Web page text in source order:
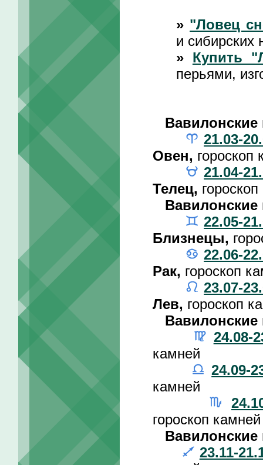
» "Ловец
и сибирских
» Купить
перьями,
21.03-
Овен, гороскоп
21.04-
Телец,
22.05-
Близнецы,
22.06-
Рак, гороскоп
23.07-
Лев, гороскоп
24.08-
камней
24.09-
камней
гороскоп камней
23.11-